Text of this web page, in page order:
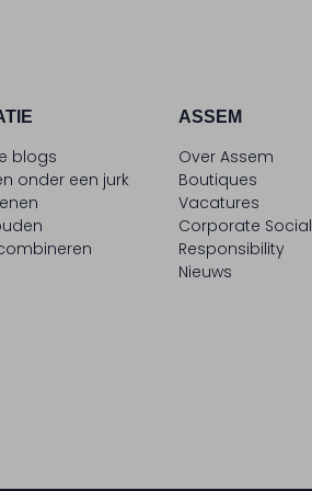
blogs
onder een jurk
ASSEM
Over Assem
Boutiques
Vacatures
Corporate Social
Responsibility
Nieuws